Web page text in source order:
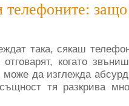
защо
така, сякаш
когато
може да изглежда
тя разкрива